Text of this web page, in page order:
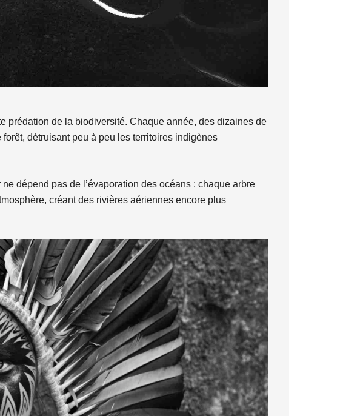
prédation de la biodiversité. Chaque année, des dizaines de
détruisant peu à peu les territoires indigènes
dépend pas de l’évaporation des océans : chaque arbre
créant des rivières aériennes encore plus